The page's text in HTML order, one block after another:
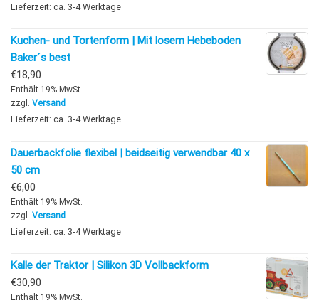
Lieferzeit: ca. 3-4 Werktage
Kuchen- und Tortenform | Mit losem Hebeboden
Baker´s best
€18,90
Enthält 19% MwSt.
zzgl. Versand
Lieferzeit: ca. 3-4 Werktage
Dauerbackfolie flexibel | beidseitig verwendbar 40 x
50 cm
€6,00
Enthält 19% MwSt.
zzgl. Versand
Lieferzeit: ca. 3-4 Werktage
Kalle der Traktor | Silikon 3D Vollbackform
€30,90
Enthält 19% MwSt.